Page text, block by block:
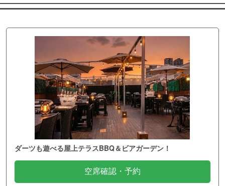
ダーツも遊べる屋上テラスBBQ＆ビアガーデン！
空席確認・予約